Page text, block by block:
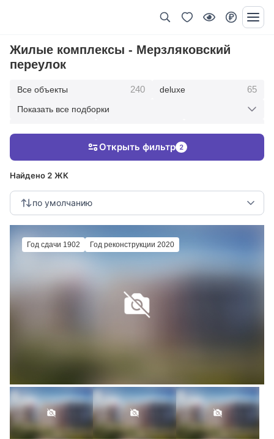
Жилые комплексы - Мерзляковский
переулок
Все объекты 240 deluxe 65
123 клубные дома
Показать все подборки
Найдено 2 ЖК
по умолчанию
Открыть фильтр 2
Год сдачи 1902 Год реконструкции 2020